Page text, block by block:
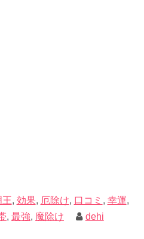
あなたを助けてくれます。
王, 効果, 厄除け, 口コミ , 幸運,
, 最強, 魔除け dehi